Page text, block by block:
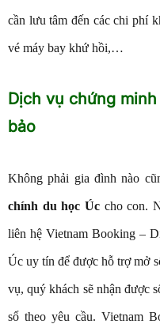
cần lưu tâm đến các chi phí
vé máy bay khứ hồi,…
Dịch vụ chứng
bảo
Không phải gia đình nào
chính du học Úc cho con.
liên hệ Vietnam Booking –
Úc uy tín để được hỗ trợ mở
vụ, quý khách sẽ nhận được
sổ theo yêu cầu. Vietnam